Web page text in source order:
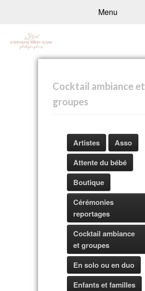
Menu
Cocktail ambiance et
groupes
Artistes
Asso
Attente du bébé
Boutique
Cérémonies
reportages
Cocktail ambiance
et groupes
En solo ou en duo
Enfants et familles